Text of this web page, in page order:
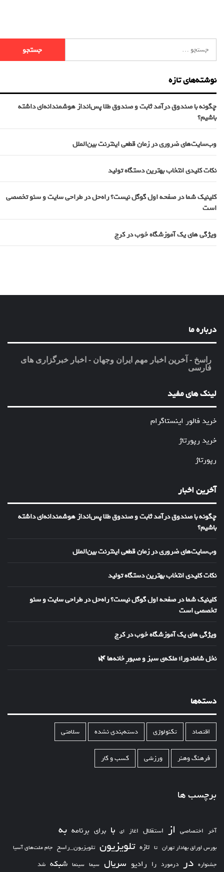
نوشته‌های تازه
چگونه با صندوق درآمد ثابت و صندوق طلا پس‌انداز هوشمندانه‌ای داشته
باشیم؟
وب‌سایت‌های ضروری در زمان قطعی اینترنت بین‌الملل
نکات کلیدی انتخاب بهترین دستگاه تولید
کلینیک شما در صفحه اول گوگل نیست؟ راه‌حل در طراحی سایت و سئو تخصصی
است
ویژگی های یک آموزشگاه خوب در کرج
درباره ما
راسخ - آخرین اخبار مهم ایران وجهان - اخبار خبرگزاری های
فارسی
لینک های مفید
خرید فالور اینستاگرام
خرید رپورتاژ
رپورتاژ
آخرین اخبار
چگونه با صندوق درآمد ثابت و صندوق طلا پس‌انداز هوشمندانه‌ای داشته
باشیم؟
وب‌سایت‌های ضروری در زمان قطعی اینترنت بین‌الملل
نکات کلیدی انتخاب بهترین دستگاه تولید
کلینیک شما در صفحه اول گوگل نیست؟ راه‌حل در طراحی سایت و سئو
تخصصی است
ویژگی های یک آموزشگاه خوب در کرج
نخل شامادورا؛ ملکه‌ی سبز و صبورِ خانه‌ها 🌿
دسته‌ها
اقتصاد تکنولوژی دسته‌بندی نشده سلامتی
فرهنگ وهنر ورزشی کسب و کار
برچسب ها
آخر اختصاصی از استقلال اغاز ای با برای برنامه به
بورس اوراق بهادار تهران تا تازه تلویزیون تلویزیون_راسخ جام ملت‌های آسیا
جشنواره در درمورد را رادیو سریال سیما سینما شبکه شد